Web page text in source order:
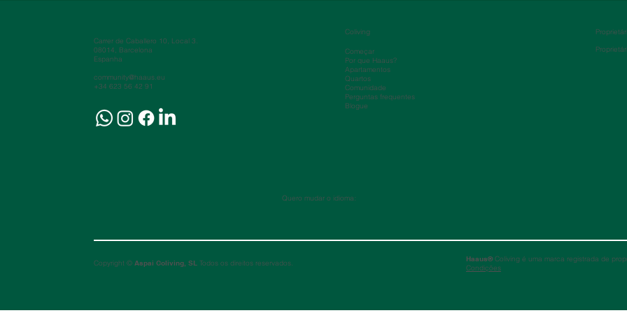
Carrer de Caballero 10, Local 3.
08014, Barcelona
Espanha
community@haaus.eu
+34 623 56 42 91
Coliving
Começar
Por que Haaus?
Apartamentos
Quartos
Comunidade
Perguntas frequentes
Blogue
Quero mudar o idioma:
Haaus®Coliving é uma marca registrada de
Condições
Copyright © Aspai Coliving, SL Todos os direitos reservados.